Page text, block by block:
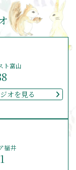
ト富山
オを見る
福井